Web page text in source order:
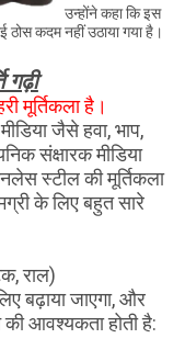
उन्होंने कहा कि इस
कदम नहीं उठाया गया है।
गढ़ी
मूर्तिकला है।
जैसे हवा, भाप,
संक्षारक मीडिया
स्टील की मूर्तिकला
के लिए बहुत सारे
राल)
बढ़ाया जाएगा, और
की आवश्यकता होती है: